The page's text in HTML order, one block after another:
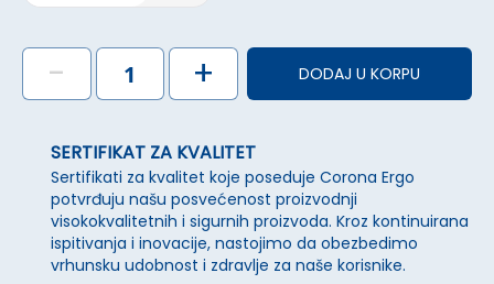
- + DODAJ U KORPU
SERTIFIKAT ZA KVALITET
Sertifikati za kvalitet koje poseduje Corona Ergo
potvrđuju našu posvećenost proizvodnji
visokokvalitetnih i sigurnih proizvoda. Kroz kontinuirana
ispitivanja i inovacije, nastojimo da obezbedimo
vrhunsku udobnost i zdravlje za naše korisnike.